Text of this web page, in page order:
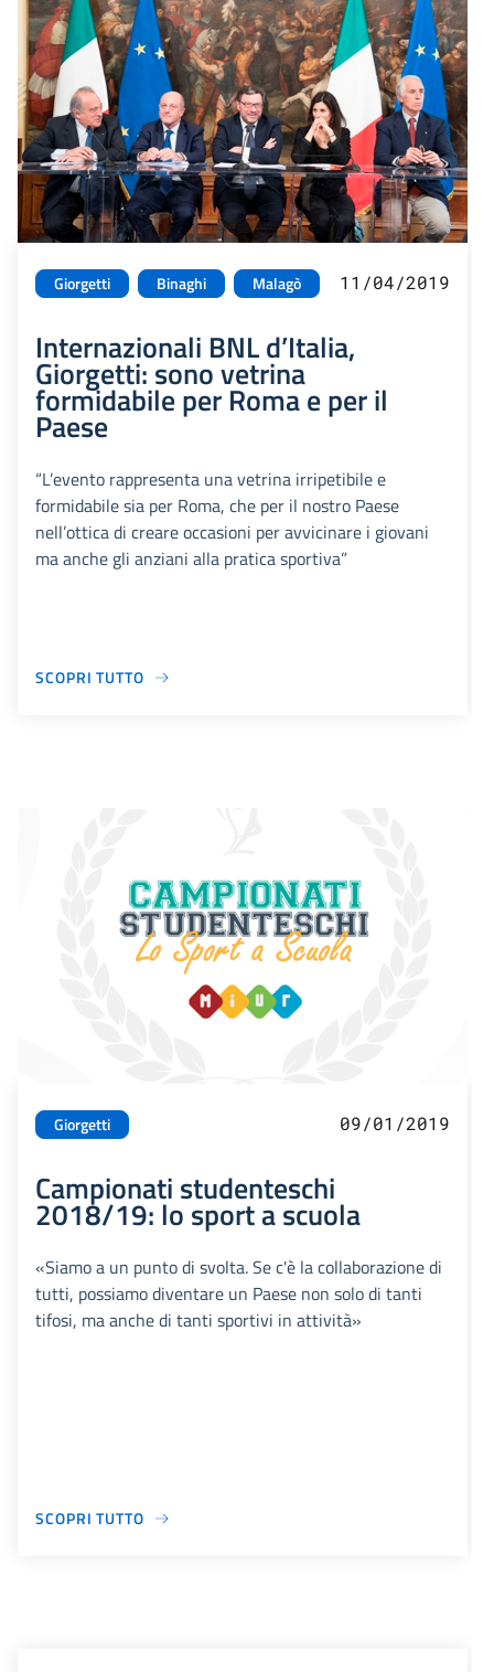
Giorgetti Binaghi Malagò 11/04/2019
Internazionali BNL d’Italia,
Giorgetti: sono vetrina
formidabile per Roma e per il
Paese
“L’evento rappresenta una vetrina irripetibile e
formidabile sia per Roma, che per il nostro Paese
nell’ottica di creare occasioni per avvicinare i giovani
ma anche gli anziani alla pratica sportiva”
SCOPRI TUTTO
Giorgetti 09/01/2019
Campionati studenteschi
2018/19: lo sport a scuola
«Siamo a un punto di svolta. Se c'è la collaborazione di
tutti, possiamo diventare un Paese non solo di tanti
tifosi, ma anche di tanti sportivi in attività»
SCOPRI TUTTO